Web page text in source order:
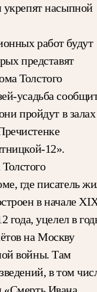
укрепят насыпной
работ будут
представят
Толстого
усадьба
пройдут в залах
12».
где писатель
в начале
года, уцелел в
на Москву
войны. Там
в том